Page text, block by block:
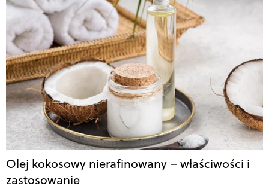
Olej kokosowy nierafinowany – właściwości i
zastosowanie